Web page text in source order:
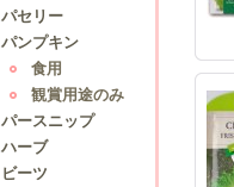
パセリー
パンプキン
食用
観賞用途のみ
パースニップ
ハーブ
ビーツ